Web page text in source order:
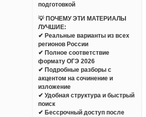
подготовкой
💡 ПОЧЕМУ ЭТИ МАТЕРИАЛЫ
ЛУЧШИЕ:
✔ Реальные варианты из всех
регионов России
✔ Полное соответствие
формату ОГЭ 2026
✔ Подробные разборы с
акцентом на сочинение и
изложение
✔ Удобная структура и быстрый
поиск
✔ Бессрочный доступ после